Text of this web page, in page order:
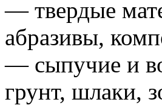
— твердые
абразивы,
— сыпучие и
грунт, шлаки,